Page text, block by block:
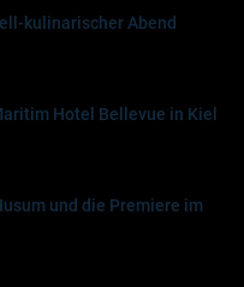
kulinarischer Abend
Hotel Bellevue in Kiel
und die Premiere im